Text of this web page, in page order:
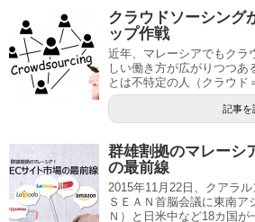
クラウドソーシング
ップ作戦
近年、マレーシアでもクラ
しい働き方が広がりつつ
とは不特定の人（クラウド
記事を
群雄割拠のマレーシ
の最前線
2015年11月22日、クアラ
ＳＥＡＮ首脳会議に東南ア
Ｎ）と日米中など18カ国が